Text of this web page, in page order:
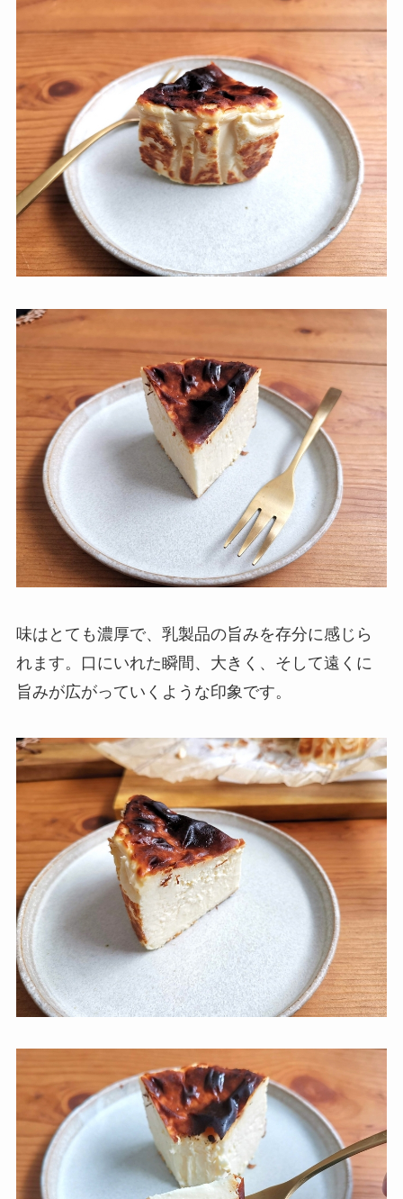
味はとても濃厚で、乳製品の旨みを存分に感じら
れます。口にいれた瞬間、大きく、そして遠くに
旨みが広がっていくような印象です。